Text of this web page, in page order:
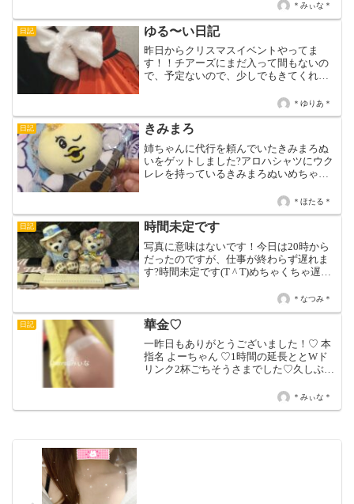
しいです(,,> <,,)♡♡ みぃな♡✧今週の出
＊みぃな＊
日記 ゆる〜い日記
昨日からクリスマスイベントやってま
す！！チアーズにまだ入って間もないの
で、予定ないので、少しでもきてくれた
トありましたが、今日は21時半までで
す！！23.24以外は出ます！！
＊ゆりあ＊
日記 きみまろ
姉ちゃんに代行を頼んでいたきみまろぬ
いをゲットしました?アロハシャツにウク
レレを持っているきみまろぬいめちゃく
っちゃうので家に大量に有る?本日は15
＊ほたる＊
日記 時間未定です
写真に意味はないです！今日は20時から
だったのですが、仕事が終わらず遅れま
す?時間未定です(T ^ T)めちゃくちゃ遅く
せなくてごめんなさい、また返します?
＊なつみ＊
日記 華金♡
一昨日もありがとうございました！♡ 本
指名 よーちゃん ♡1時間の延長ととWド
リンク2杯ごちそうさまでした♡久しぶり
目で場内指名と40分延長と乾杯たくさん
ありがとうございました♡推しになれる
＊みぃな＊